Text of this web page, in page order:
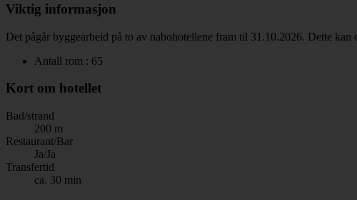
Viktig informasjon
Det pågår byggearbeid på to av nabohotellene fram til 31.10.2026. Dette kan
Antall rom : 65
Kort om hotellet
Bad/strand
200 m
Restaurant/Bar
Ja/Ja
Transfertid
ca. 30 min